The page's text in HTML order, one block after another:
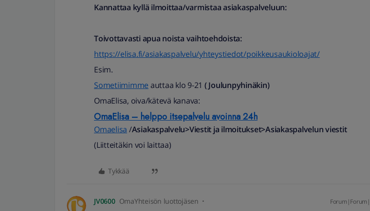
Kannattaa kyllä ilmoittaa/varmistaa asiakaspalveluun:
Toivottavasti apua noista vaihtoehdoista:
https://elisa.fi/asiakaspalvelu/yhteystiedot/poikkeusaukioloajat/
Esim.
Sometiimimme auttaa klo 9-21 ( Joulunpyhinäkin)
OmaElisa, oiva/kätevä kanava:
OmaElisa – helppo itsepalvelu avoinna 24h
Omaelisa /Asiakaspalvelu>Viestit ja ilmoitukset>Asiakaspalvelun viestit
(Liitteitäkin voi laittaa)
Tykkää
JV0600 OmaYhteisön luottojäsen